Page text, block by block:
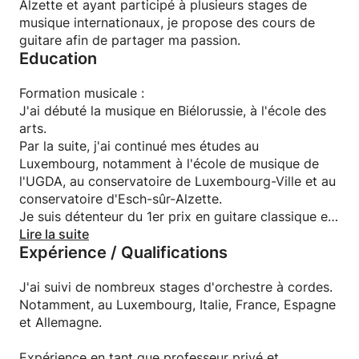
Alzette et ayant participé à plusieurs stages de
musique internationaux, je propose des cours de
guitare afin de partager ma passion.
Education
Formation musicale :
J'ai débuté la musique en Biélorussie, à l'école des
arts.
Par la suite, j'ai continué mes études au
Luxembourg, notamment à l'école de musique de
l'UGDA, au conservatoire de Luxembourg-Ville et au
conservatoire d'Esch-sûr-Alzette.
Je suis détenteur du 1er prix en guitare classique et
en solfège, au Conservatoire d'Esch-sur-Alzette.
J'ai suivi la formation "Bases de l'éducation et de
l'accueil d'enfants".
Lire la suite
Expérience / Qualifications
J'ai suivi de nombreux stages d'orchestre à cordes.
Notamment, au Luxembourg, Italie, France, Espagne
et Allemagne.